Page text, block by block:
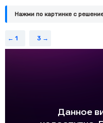
Нажми по картинке c
1 3